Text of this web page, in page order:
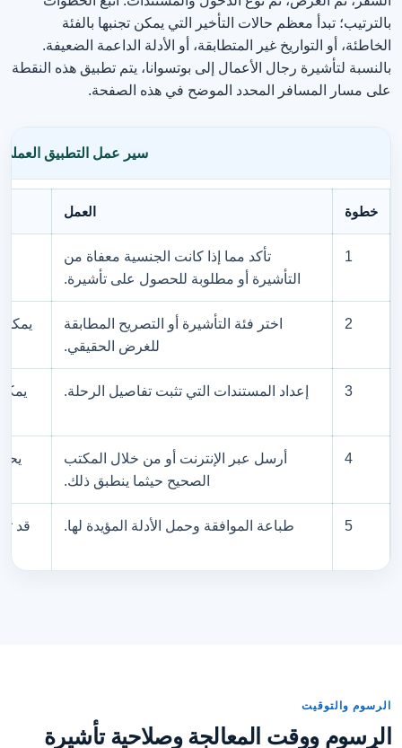
بالترتيب؛ تبدأ معظم حالات التأخير التي يمكن تجنبها بالفئة
الخاطئة، أو التواريخ غير المتطابقة، أو الأدلة الداعمة الضعيفة.
بالنسبة لتأشيرة رجال الأعمال إلى بوتسوانا، يتم تطبيق هذه النقطة
على مسار المسافر المحدد الموضح في هذه الصفحة.
سير عمل التطبيق
خطوة العمل
1
تأكد مما إذا كانت الجنسية معفاة من
التأشيرة أو مطلوبة للحصول على تأشيرة.
2
اختر فئة التأشيرة أو التصريح المطابقة
للغرض الحقيقي.
يمكن
3 إعداد المستندات التي تثبت تفاصيل الرحلة.
4
أرسل عبر الإنترنت أو من خلال المكتب
الصحيح حيثما ينطبق ذلك.
5 طباعة الموافقة وحمل الأدلة المؤيدة لها. قد
الرسوم والتوقيت
الرسوم ووقت المعالجة وصلاحية تأشيرة